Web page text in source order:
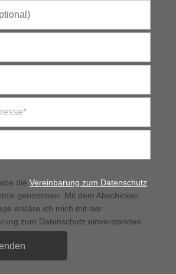
die Vereinbarung zum Datenschutz
genommen. Mit dem Abschicken
erkläre ich mich mit der
zum Datenschutz einverstanden.